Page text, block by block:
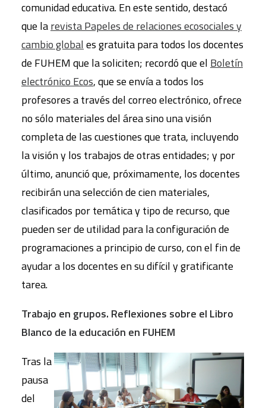
comunidad educativa. En este sentido, destacó
que larevista Papeles de relaciones ecosociales y
cambio global es gratuita para todos los docentes
de FUHEM que la soliciten; recordó que el Boletín
electrónico Ecos, que se envía a todos los
profesores a través del correo electrónico, ofrece
no sólo materiales del área sino una visión
completa de las cuestiones que trata, incluyendo
la visión y los trabajos de otras entidades; y por
último, anunció que, próximamente, los docentes
recibirán una selección de cien materiales,
clasificados por temática y tipo de recurso, que
pueden ser de utilidad para la configuración de
programaciones a principio de curso, con el fin de
ayudar a los docentes en su difícil y gratificante
tarea.
Trabajo en grupos. Reflexiones sobre el Libro
Blanco de la educación en FUHEM
Tras la
pausa
del